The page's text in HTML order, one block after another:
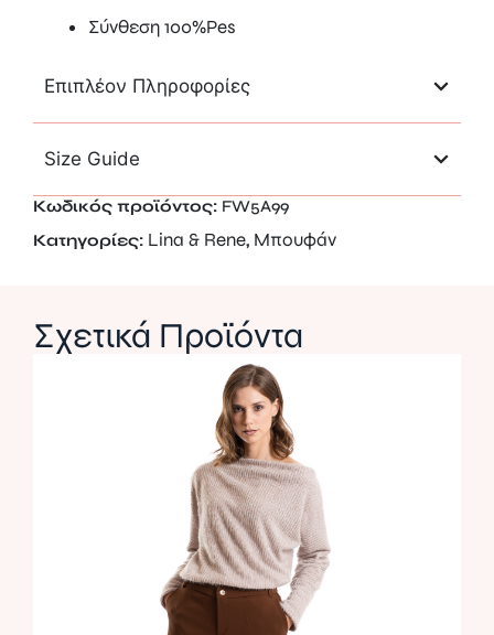
Σύνθεση 100%Pes
Επιπλέον Πληροφορίες
Size Guide
Κωδικός προϊόντος: FW5A99
Κατηγορίες: Lina & Rene, Μπουφάν
Σχετικά Προϊόντα